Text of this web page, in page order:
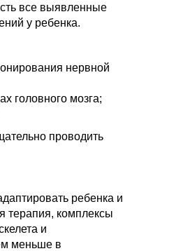
все выявленные
у ребенка.
нервной
головного мозга;
проводить
ребенка и
терапия, комплексы
и
меньше в